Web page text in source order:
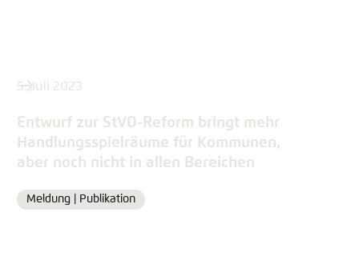
5. Juli 2023
Entwurf zur StVO-Reform bringt mehr
Handlungsspielräume für Kommunen,
aber noch nicht in allen Bereichen
Format
Meldung | Publikation